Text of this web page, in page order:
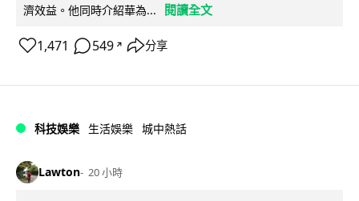
濟效益。他同時介紹華為...
閱讀全文
1,471 549 ↗ 分享
科技娛樂 生活娛樂 城中熱話
Lawton 20 小時